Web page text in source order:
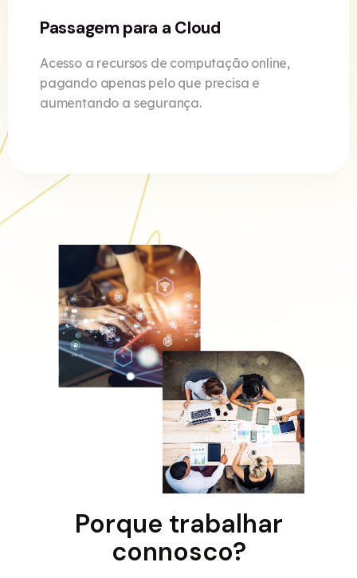
Passagem para a Cloud
Acesso a recursos de computação online,
pagando apenas pelo que precisa e
aumentando a segurança.
Porque trabalhar
connosco?